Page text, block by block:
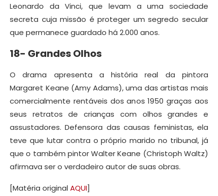
Leonardo da Vinci, que levam a uma sociedade
secreta cuja missão é proteger um segredo secular
que permanece guardado há 2.000 anos.
18- Grandes Olhos
O drama apresenta a história real da pintora
Margaret Keane (Amy Adams), uma das artistas mais
comercialmente rentáveis dos anos 1950 graças aos
seus retratos de crianças com olhos grandes e
assustadores. Defensora das causas feministas, ela
teve que lutar contra o próprio marido no tribunal, já
que o também pintor Walter Keane (Christoph Waltz)
afirmava ser o verdadeiro autor de suas obras.
[Matéria original AQUI]